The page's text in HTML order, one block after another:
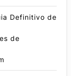
Definitivo de
de